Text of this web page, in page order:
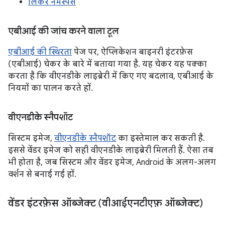
लिंकर नेमस्पेस
एबीआई की जांच करने वाला टूल
एबीआई की स्थिरता पेज पर, ऐप्लिकेशन बाइनरी इंटरफ़ेस
(एबीआई) चेकर के बारे में बताया गया है. यह चेकर यह पक्का
करता है कि वीएनडीके लाइब्रेरी में किए गए बदलाव, एबीआई के
नियमों का पालन करते हों.
वीएनडीके स्नैपशॉट
सिस्टम इमेज, वीएनडीके स्नैपशॉट का इस्तेमाल कर सकती है.
इससे वेंडर इमेज को सही वीएनडीके लाइब्रेरी मिलती हैं. ऐसा तब
भी होता है, जब सिस्टम और वेंडर इमेज, Android के अलग-अलग
वर्शन से बनाई गई हों.
वेंडर इंटरफ़ेस ऑब्जेक्ट (वीआईएनटीएफ़ ऑब्जेक्ट)